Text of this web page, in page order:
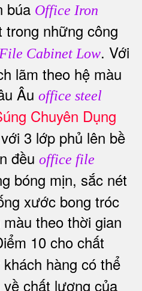
búa Office Iron
trong những công
File Cabinet Low. Với
lãm theo hệ màu
Âu office steel
Chuyên Dụng
3 lớp phủ lên bề
đều office file
bóng mịn, sắc nét
xước bong tróc
theo thời gian
10 cho chất
khách hàng có thể
chất lượng của